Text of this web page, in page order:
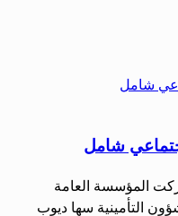
شامل
المؤسسة العامة
التأمينية سها ديوب